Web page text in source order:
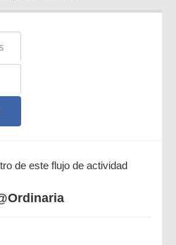
de este flujo de actividad